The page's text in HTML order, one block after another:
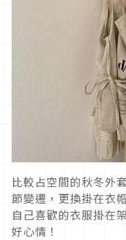
比較占空間的秋冬外
節變遷，更換掛在衣
自己喜歡的衣服掛在
好心情！